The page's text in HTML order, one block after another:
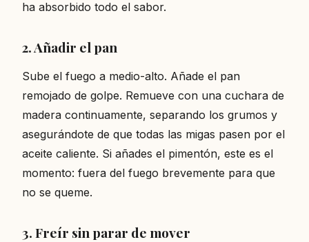
ha absorbido todo el sabor.
2. Añadir el pan
Sube el fuego a medio-alto. Añade el pan
remojado de golpe. Remueve con una cuchara de
madera continuamente, separando los grumos y
asegurándote de que todas las migas pasen por el
aceite caliente. Si añades el pimentón, este es el
momento: fuera del fuego brevemente para que
no se queme.
3. Freír sin parar de mover